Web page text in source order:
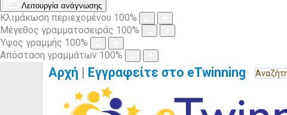
Λειτουργία ανάγνωσης
Κλιμάκωση περιεχομένου 100%
Μέγεθος γραμματοσειράς 100%
Ύψος γραμμής 100%
Απόσταση γραμμάτων 100%
Αρχή | Εγγραφείτε στο eTwinning